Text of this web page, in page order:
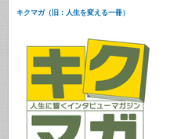
キクマガ（旧：人生を変える一冊）